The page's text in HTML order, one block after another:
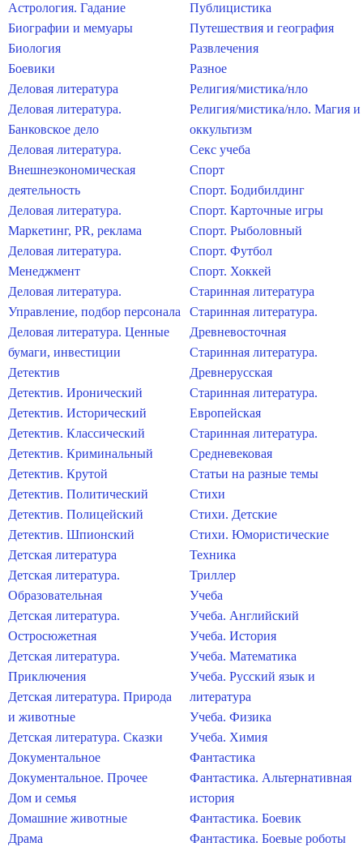
Астрология. Гадание
Биографии и мемуары
Биология
Боевики
Деловая литература
Деловая литература.
Банковское дело
Деловая литература.
Внешнеэкономическая
деятельность
Деловая литература.
Маркетинг, PR, реклама
Деловая литература.
Менеджмент
Деловая литература.
Управление, подбор персонала
Деловая литература. Ценные
бумаги, инвестиции
Детектив
Детектив. Иронический
Детектив. Исторический
Детектив. Классический
Детектив. Криминальный
Детектив. Крутой
Детектив. Политический
Детектив. Полицейский
Детектив. Шпионский
Детская литература
Детская литература.
Образовательная
Детская литература.
Остросюжетная
Детская литература.
Приключения
Детская литература. Природа
и животные
Детская литература. Сказки
Документальное
Документальное. Прочее
Дом и семья
Домашние животные
Драма
Публицистика
Путешествия и география
Развлечения
Разное
Религия/мистика/нло
Религия/мистика/нло. Магия и
оккультизм
Секс учеба
Спорт
Спорт. Бодибилдинг
Спорт. Карточные игры
Спорт. Рыболовный
Спорт. Футбол
Спорт. Хоккей
Старинная литература
Старинная литература.
Древневосточная
Старинная литература.
Древнерусская
Старинная литература.
Европейская
Старинная литература.
Средневековая
Статьи на разные темы
Стихи
Стихи. Детские
Стихи. Юмористические
Техника
Триллер
Учеба
Учеба. Английский
Учеба. История
Учеба. Математика
Учеба. Русский язык и
литература
Учеба. Физика
Учеба. Химия
Фантастика
Фантастика. Альтернативная
история
Фантастика. Боевик
Фантастика. Боевые роботы